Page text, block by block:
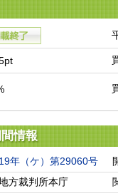
情報
年（ケ）第29060号
方裁判所本庁